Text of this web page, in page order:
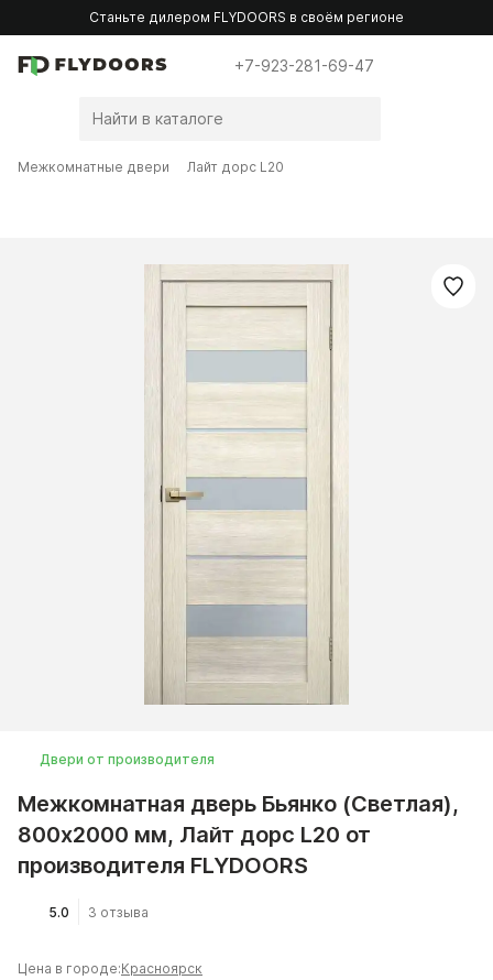
Станьте дилером FLYDOORS в своём регионе
+7-923-281-69-47
Межкомнатные двери Лайт дорс L20
Двери от производителя
Межкомнатная дверь Бьянко (Светлая),
800x2000 мм, Лайт дорс L20 от
производителя FLYDOORS
5.0 3 отзыва
Цена в городе:Красноярск